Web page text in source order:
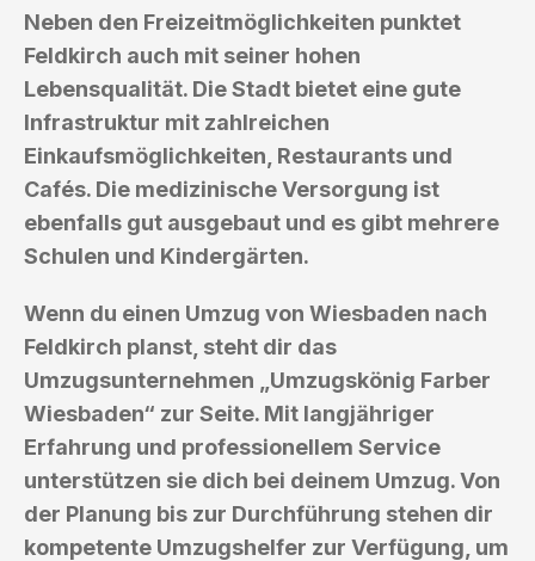
Neben den Freizeitmöglichkeiten punktet
Feldkirch auch mit seiner hohen
Lebensqualität. Die Stadt bietet eine gute
Infrastruktur mit zahlreichen
Einkaufsmöglichkeiten, Restaurants und
Cafés. Die medizinische Versorgung ist
ebenfalls gut ausgebaut und es gibt mehrere
Schulen und Kindergärten.
Wenn du einen Umzug von Wiesbaden nach
Feldkirch planst, steht dir das
Umzugsunternehmen „Umzugskönig Farber
Wiesbaden“ zur Seite. Mit langjähriger
Erfahrung und professionellem Service
unterstützen sie dich bei deinem Umzug. Von
der Planung bis zur Durchführung stehen dir
kompetente Umzugshelfer zur Verfügung, um